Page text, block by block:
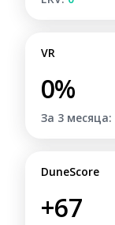
VR
0%
За 3 месяца:
DuneScore
+67